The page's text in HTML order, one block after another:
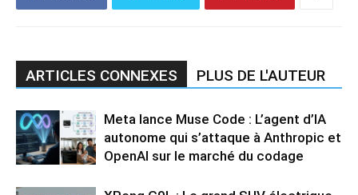
ARTICLES CONNEXES PLUS DE L'AUTEUR
Meta lance Muse Code : L’agent d’IA
autonome qui s’attaque à Anthropic et
OpenAI sur le marché du codage